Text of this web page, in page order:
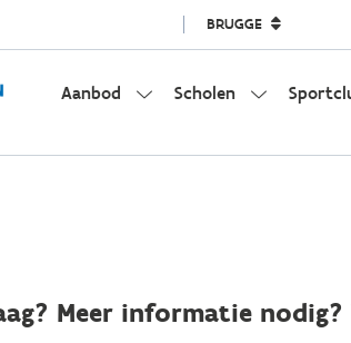
BRUGGE
Aanbod Scholen
Meer informatie